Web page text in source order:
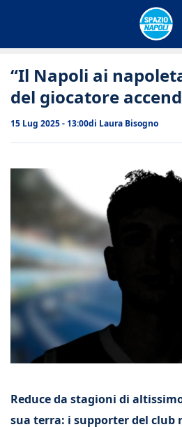
“Il Napoli ai
del giocatore
15 Lug 2025 - 13:00di Laura Bisogno
Reduce da stagioni di
sua terra: i supporter del club